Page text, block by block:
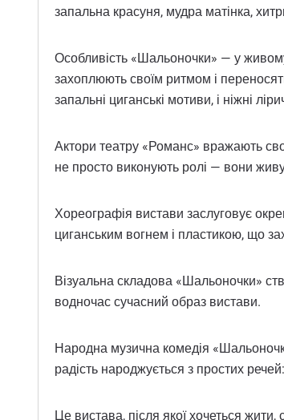
запальна красуня, мудра матінка,
Особливість «Шальоночки» — у
захоплюють своїм ритмом і
запальні циганські мотиви, і ніжні
Актори театру «Романс» вражають
не просто виконують ролі — вони
Хореографія вистави заслуговує
циганським вогнем і пластикою, що
Візуальна складова «Шальоночки»
водночас сучасний образ вистави.
Народна музична комедія
радість народжується з простих
Це вистава, після якої хочеться жити,